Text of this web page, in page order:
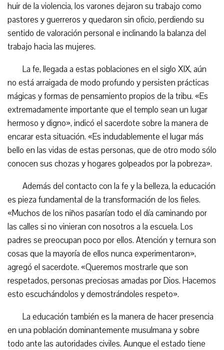
huir de la violencia, los varones dejaron su trabajo como
pastores y guerreros y quedaron sin oficio, perdiendo su
sentido de valoración personal e inclinando la balanza del
trabajo hacia las mujeres.
La fe, llegada a estas poblaciones en el siglo XIX, aún
no está arraigada de modo profundo y persisten prácticas
mágicas y formas de pensamiento propios de la tribu. «Es
extremadamente importante que el templo sean un lugar
hermoso y digno», indicó el sacerdote sobre la manera de
encarar esta situación. «Es indudablemente el lugar más
bello en las vidas de estas personas, que de otro modo sólo
conocen sus chozas y hogares golpeados por la pobreza».
Además del contacto con la fe y la belleza, la educación
es pieza fundamental de la transformación de los fieles.
«Muchos de los niños pasarían todo el día caminando por
las calles si no vinieran con nosotros a la escuela. Los
padres se preocupan poco por ellos. Atención y ternura son
cosas que la mayoría de ellos nunca experimentaron»,
agregó el sacerdote. «Queremos mostrarle que son
respetados, personas preciosas amadas por Dios. Hacemos
esto escuchándolos y demostrándoles respeto».
La educación también es la manera de hacer presencia
en una población dominantemente musulmana y sobre
todo ante las autoridades civiles. Aunque el estado tiene